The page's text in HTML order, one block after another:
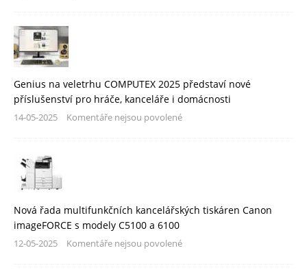
Genius na veletrhu COMPUTEX 2025 představí nové
příslušenství pro hráče, kanceláře i domácnosti
14-05-2025 Komentáře nejsou povolené
Nová řada multifunkčních kancelářských tiskáren Canon
imageFORCE s modely C5100 a 6100
12-05-2025 Komentáře nejsou povolené